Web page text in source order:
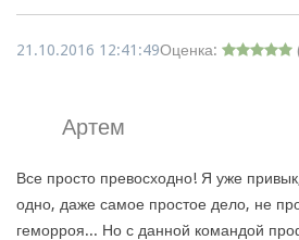
21.10.2016 12:41:49Оценка:
Артем
Все просто превосходно! Я уже
одно, даже самое простое дело, не
геморроя... Но с данной командой